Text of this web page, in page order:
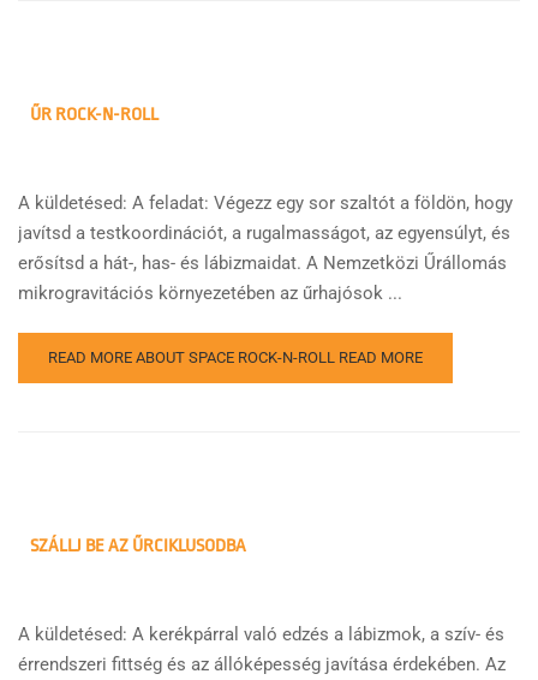
ŰR ROCK-N-ROLL
A küldetésed: A feladat: Végezz egy sor szaltót a földön, hogy
javítsd a testkoordinációt, a rugalmasságot, az egyensúlyt, és
erősítsd a hát-, has- és lábizmaidat. A Nemzetközi Űrállomás
mikrogravitációs környezetében az űrhajósok ...
READ MORE ABOUT SPACE ROCK-N-ROLL READ MORE
SZÁLLJ BE AZ ŰRCIKLUSODBA
A küldetésed: A kerékpárral való edzés a lábizmok, a szív- és
érrendszeri fittség és az állóképesség javítása érdekében. Az